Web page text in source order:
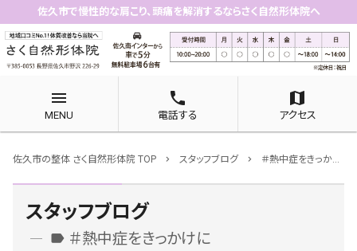
佐久市で慢性的な肩こり、頭痛を解消するならさく自然形体院へ
menu
MENU
phone
電話する
map
アクセス
佐久市の整体 さく自然形体院 TOP chevron_right スタッフブログ chevron_right ＃熱中症をきっかけに
スタッフブログ
label ＃熱中症をきっかけに